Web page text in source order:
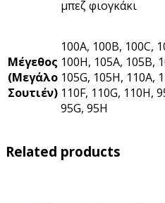
μπεζ φιογκάκι
Μέγεθος
(Μεγάλο
Σουτιέν)
100A, 100B, 100C,
100H, 105A, 105B,
105G, 105H, 110A,
110F, 110G, 110H,
95G, 95H
Related products